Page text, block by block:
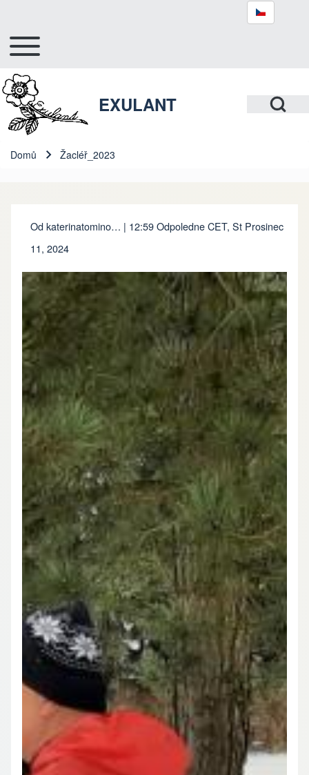
Close search
Hlavní navigace
Toggle main menu
Open Search
EXULANT
Drobečková navigace
Domů Žacléř_2023
Odkaterinatomino… | 12:59 Odpoledne CET, St Prosinec
11, 2024